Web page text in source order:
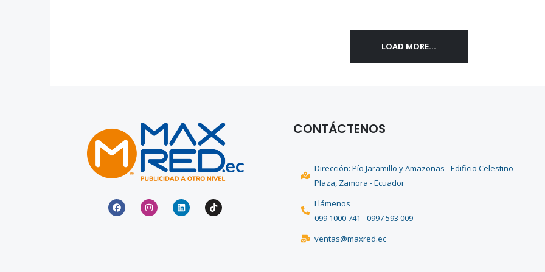
LOAD MORE...
CONTÁCTENOS
Dirección: Pío Jaramillo y Amazonas - Edificio Celestino
Plaza, Zamora - Ecuador
Llámenos
099 1000 741 - 0997 593 009
ventas@maxred.ec